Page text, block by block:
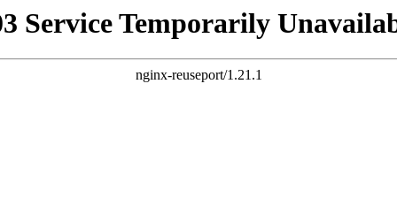
Service Temporarily
nginx-reuseport/1.21.1